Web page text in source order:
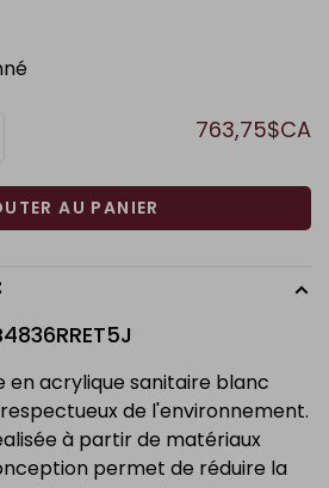
763,75$CA
AU PANIER
en acrylique sanitaire blanc
de l'environnement.
à partir de matériaux
permet de réduire la